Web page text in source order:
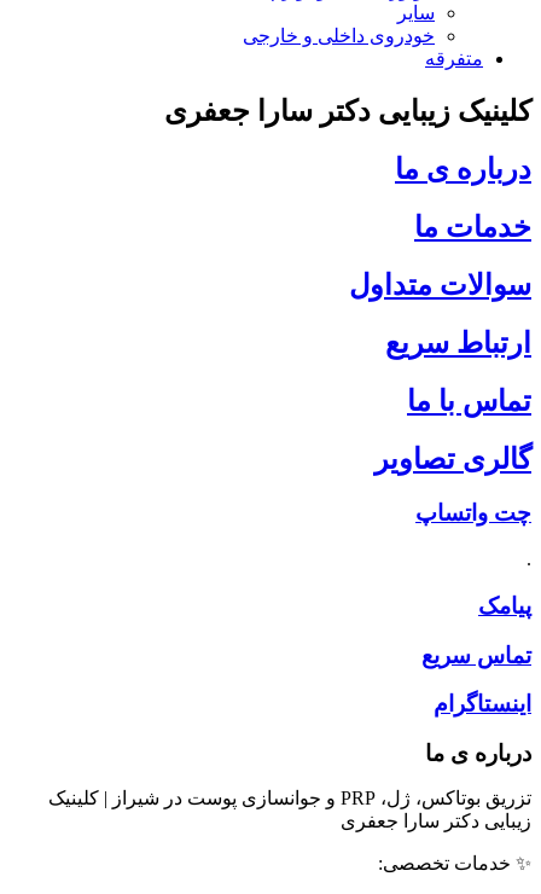
سایر
خودروی داخلی و خارجی
متفرقه
کلینیک زیبایی دکتر سارا جعفری
درباره ی ما
خدمات ما
سوالات متداول
ارتباط سریع
تماس با ما
گالری تصاویر
چت واتساپ
.
پیامک
تماس سریع
اینستاگرام
درباره ی ما
تزریق بوتاکس، ژل، PRP و جوانسازی پوست در شیراز | کلینیک
زیبایی دکتر سارا جعفری
✨ خدمات تخصصی: